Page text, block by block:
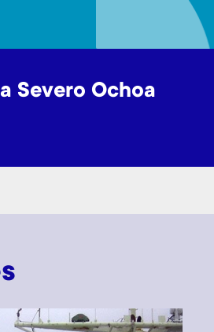
Severo Ochoa